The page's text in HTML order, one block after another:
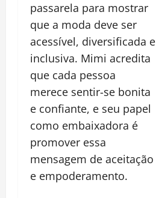
passarela para mostrar
que a moda deve ser
acessível, diversificada e
inclusiva. Mimi acredita
que cada pessoa
merece sentir-se bonita
e confiante, e seu papel
como embaixadora é
promover essa
mensagem de aceitação
e empoderamento.